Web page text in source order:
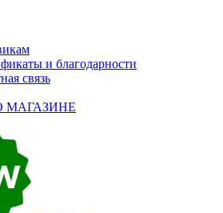
и благодарности
связь
МАГАЗИНЕ